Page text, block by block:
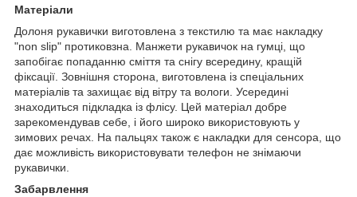
Матеріали
Долоня рукавички виготовлена з текстилю та має накладку
"non slip" протиковзна. Манжети рукавичок на гумці, що
запобігає попаданню сміття та снігу всередину, кращій
фіксації. Зовнішня сторона, виготовлена із спеціальних
матеріалів та захищає від вітру та вологи. Усередині
знаходиться підкладка із флісу. Цей матеріал добре
зарекомендував себе, і його широко використовують у
зимових речах. На пальцях також є накладки для сенсора, що
дає можливість використовувати телефон не знімаючи
рукавички.
Забарвлення